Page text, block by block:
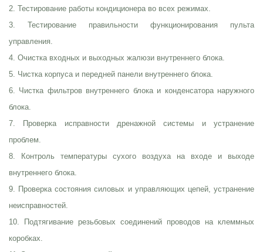
2. Тестирование работы кондиционера во всех режимах.
3. Тестирование правильности функционирования пульта
управления.
4. Очистка входных и выходных жалюзи внутреннего блока.
5. Чистка корпуса и передней панели внутреннего блока.
6. Чистка фильтров внутреннего блока и конденсатора наружного
блока.
7. Проверка исправности дренажной системы и устранение
проблем.
8. Контроль температуры сухого воздуха на входе и выходе
внутреннего блока.
9. Проверка состояния силовых и управляющих цепей, устранение
неисправностей.
10. Подтягивание резьбовых соединений проводов на клеммных
коробках.